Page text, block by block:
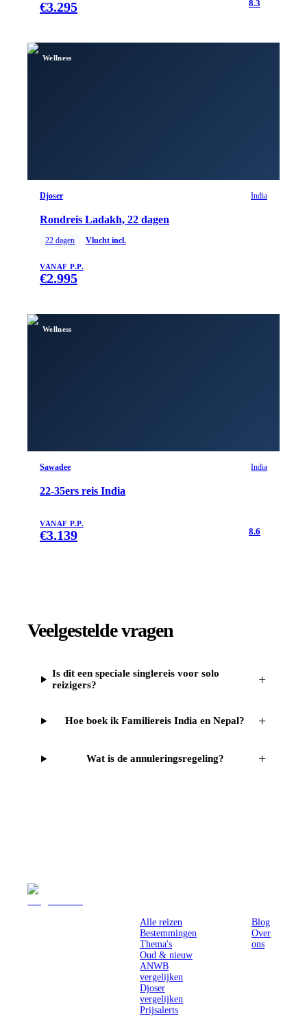
€3.295 8.3
Wellness
Djoser India
Rondreis Ladakh, 22 dagen
22 dagen Vlucht incl.
VANAF P.P.
€2.995
Wellness
Sawadee India
22-35ers reis India
VANAF P.P.
€3.139 8.6
Veelgestelde vragen
Is dit een speciale singlereis voor solo
reizigers?
+
Hoe boek ik Familiereis India en Nepal? +
Wat is de annuleringsregeling? +
Alle reizen
Bestemmingen
Thema's
Oud & nieuw
ANWB
vergelijken
Djoser
vergelijken
Prijsalerts
Blog
Over
ons